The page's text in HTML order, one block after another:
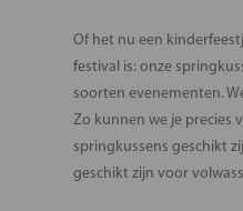
Of het nu een
festival is: onze
soorten evenementen.
Zo kunnen we je precies
springkussens geschikt
geschikt zijn voor